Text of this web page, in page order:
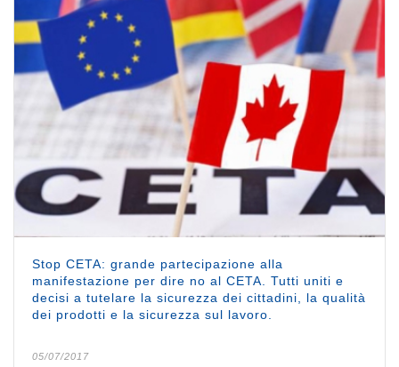
Stop CETA: grande partecipazione alla
manifestazione per dire no al CETA. Tutti uniti e
decisi a tutelare la sicurezza dei cittadini, la qualità
dei prodotti e la sicurezza sul lavoro.
05/07/2017